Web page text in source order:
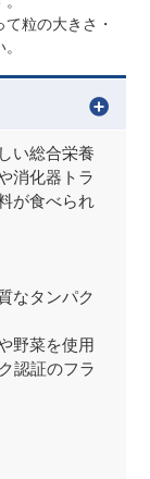
粒の大きさ・
い総合栄養
消化器トラ
が食べられ
なタンパク
野菜を使用
認証のフラ